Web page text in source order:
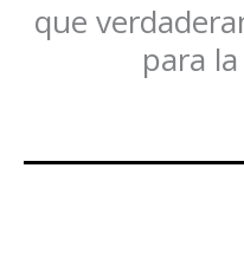
que
para